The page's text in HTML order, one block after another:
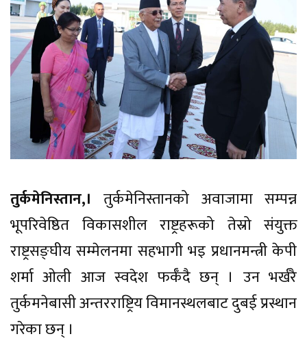
तुर्कमेनिस्तान,। तुर्कमेनिस्तानको अवाजामा सम्पन्न
भूपरिवेष्ठित विकासशील राष्ट्रहरूको तेस्रो संयुक्त
राष्ट्रसङ्घीय सम्मेलनमा सहभागी भइ प्रधानमन्त्री केपी
शर्मा ओली आज स्वदेश फर्कँदै छन् । उन भर्खरै
तुर्कमनेबासी अन्तरराष्ट्रिय विमानस्थलबाट दुबई प्रस्थान
गरेका छन् ।